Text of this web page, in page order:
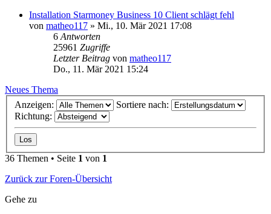
Installation Starmoney Business 10 Client schlägt fehl
von matheo117 » Mi., 10. Mär 2021 17:08
6 Antworten
25961 Zugriffe
Letzter Beitrag von matheo117
Do., 11. Mär 2021 15:24
Neues Thema
Anzeigen:
Sortiere nach:
Richtung:
36 Themen • Seite 1 von 1
Zurück zur Foren-Übersicht
Gehe zu